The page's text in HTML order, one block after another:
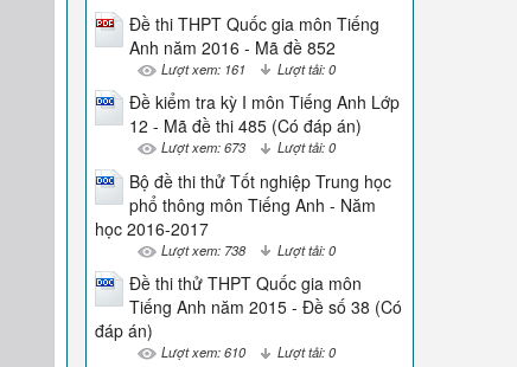
Đề thi THPT Quốc gia môn Tiếng
Anh năm 2016 - Mã đề 852
Lượt xem: 161 Lượt tải: 0
Đề kiểm tra kỳ I môn Tiếng Anh Lớp
12 - Mã đề thi 485 (Có đáp án)
Lượt xem: 673 Lượt tải: 0
Bộ đề thi thử Tốt nghiệp Trung học
phổ thông môn Tiếng Anh - Năm
học 2016-2017
Lượt xem: 738 Lượt tải: 0
Đề thi thử THPT Quốc gia môn
Tiếng Anh năm 2015 - Đề số 38 (Có
đáp án)
Lượt xem: 610 Lượt tải: 0